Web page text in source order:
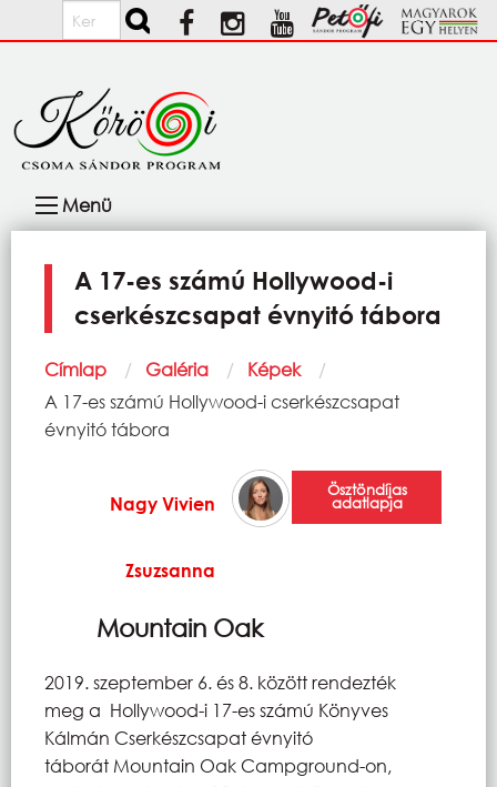
Ugrás a tartalomra
Keresés
navigáció
Menü
A 17-es számú Hollywood-i
cserkészcsapat évnyitó tábora
Morzsa
Címlap Galéria
Képek
Current:
A 17-es számú Hollywood-i cserkészcsapat
évnyitó tábora
Nagy Vivien
Zsuzsanna
Ösztöndíjas
adatlapja
Mountain Oak
2019. szeptember 6. és 8. között rendezték
meg a Hollywood-i 17-es számú Könyves
Kálmán Cserkészcsapat évnyitó
táborát Mountain Oak Campground-on,